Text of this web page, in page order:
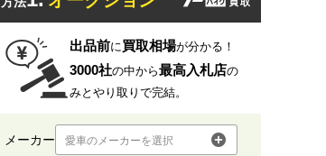
出品前に買取相場が分かる！
3000社の中から最高入札店の
みとやり取りで完結。
メーカー 愛車のメーカーを選択